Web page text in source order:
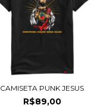
CAMISETA PUNK JESUS
R$89,00